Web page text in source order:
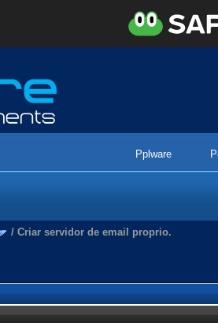
Pplware
/ Criar servidor de email proprio.